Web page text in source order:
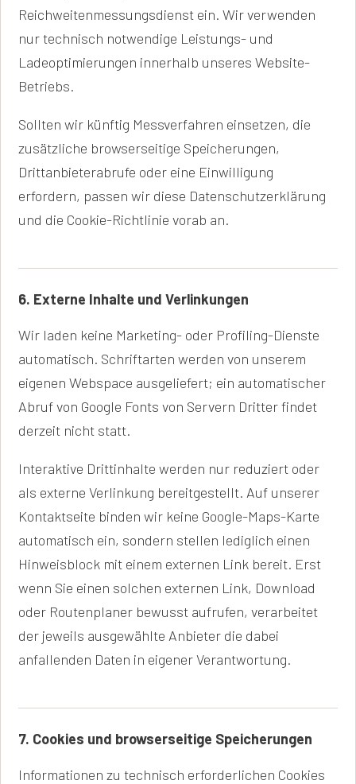
Reichweitenmessungsdienst ein. Wir verwenden
nur technisch notwendige Leistungs- und
Ladeoptimierungen innerhalb unseres Website-
Betriebs.
Sollten wir künftig Messverfahren einsetzen, die
zusätzliche browserseitige Speicherungen,
Drittanbieterabrufe oder eine Einwilligung
erfordern, passen wir diese Datenschutzerklärung
und die Cookie-Richtlinie vorab an.
6. Externe Inhalte und Verlinkungen
Wir laden keine Marketing- oder Profiling-Dienste
automatisch. Schriftarten werden von unserem
eigenen Webspace ausgeliefert; ein automatischer
Abruf von Google Fonts von Servern Dritter findet
derzeit nicht statt.
Interaktive Drittinhalte werden nur reduziert oder
als externe Verlinkung bereitgestellt. Auf unserer
Kontaktseite binden wir keine Google-Maps-Karte
automatisch ein, sondern stellen lediglich einen
Hinweisblock mit einem externen Link bereit. Erst
wenn Sie einen solchen externen Link, Download
oder Routenplaner bewusst aufrufen, verarbeitet
der jeweils ausgewählte Anbieter die dabei
anfallenden Daten in eigener Verantwortung.
7. Cookies und browserseitige Speicherungen
Informationen zu technisch erforderlichen Cookies